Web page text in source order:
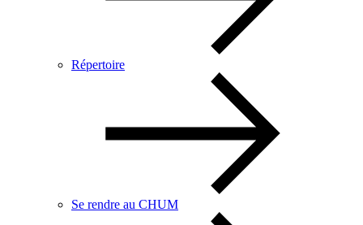
Répertoire
Se rendre au CHUM